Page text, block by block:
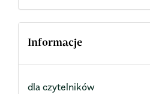
Informacje
dla czytelników